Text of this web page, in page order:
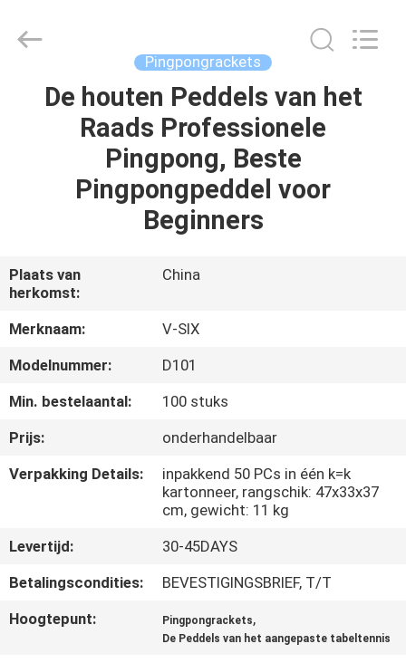
THUIS
PRODUCTEN
FABRIEKSTOCHT
KWALITEITSCONTROLE
NEEM
CONTACT
MET
OP
VRAAG
EEN
Ltd..
Pingpongrackets
De houten Peddels van het
Raads Professionele
Pingpong, Beste
Pingpongpeddel voor
Beginners
Plaats van
herkomst:
China
Merknaam:
V-SIX
Modelnummer:
D101
Min. bestelaantal:
100 stuks
Prijs:
onderhandelbaar
Verpakking Details:
inpakkend 50 PCs in één k=k
kartonneer, rangschik: 47x33x37
cm, gewicht: 11 kg
Levertijd:
30-45DAYS
Betalingscondities:
BEVESTIGINGSBRIEF, T/T
Hoogtepunt:
Pingpongrackets,
De Peddels van het aangepaste tabeltennis